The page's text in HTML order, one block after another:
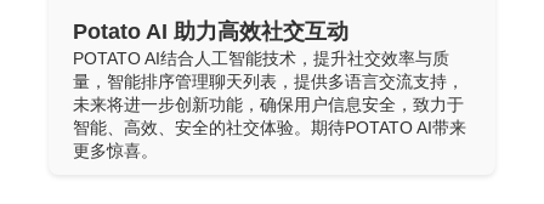
Potato AI 助力高效社交互动
POTATO AI结合人工智能技术，提升社交效率与质
量，智能排序管理聊天列表，提供多语言交流支持，
未来将进一步创新功能，确保用户信息安全，致力于
智能、高效、安全的社交体验。期待POTATO AI带来
更多惊喜。